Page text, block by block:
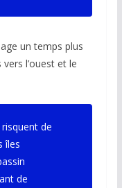
un temps plus
l’ouest et le
de
îles
de